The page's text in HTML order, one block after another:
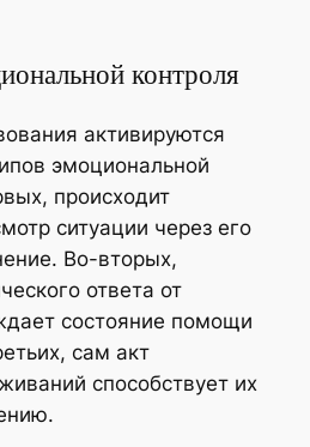
контроля
активируются
эмоциональной
происходит
ситуации через его
Во-вторых,
ответа от
состояние помощи
сам акт
способствует их